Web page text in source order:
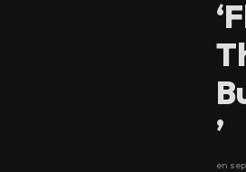
’
en